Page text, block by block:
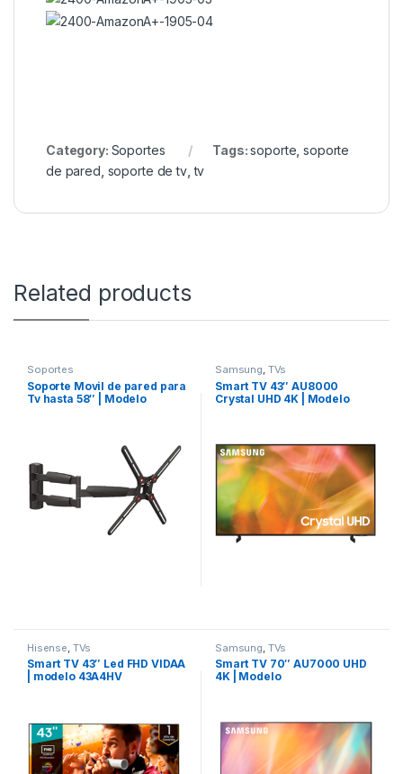
Category: Soportes Tags:soporte ,soporte
de pared soporte de tv,tv
Related products
Soportes
Soporte Movil de pared para
Tv hasta 58″ | Modelo
Samsung TVs
Smart TV 43″ AU8000
Crystal UHD 4K | Modelo
Hisense TVs
Smart TV 43″ Led FHD VIDAA
| modelo 43A4HV
Samsung TVs
Smart TV 70″ AU7000 UHD
4K | Modelo